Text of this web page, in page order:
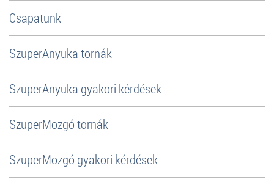
Csapatunk
SzuperAnyuka tornák
SzuperAnyuka gyakori kérdések
SzuperMozgó tornák
SzuperMozgó gyakori kérdések